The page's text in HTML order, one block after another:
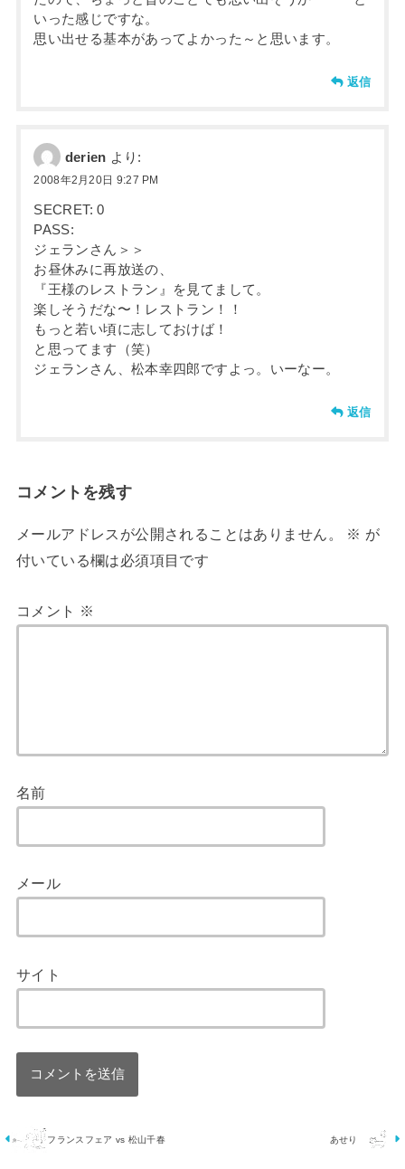
いった感じですな。
思い出せる基本があってよかった～と思います。
返信
derien より:
2008年2月20日 9:27 PM
SECRET: 0
PASS:
ジェランさん＞＞
お昼休みに再放送の、
『王様のレストラン』を見てまして。
楽しそうだな〜！レストラン！！
もっと若い頃に志しておけば！
と思ってます（笑）
ジェランさん、松本幸四郎ですよっ。いーなー。
返信
コメントを残す
メールアドレスが公開されることはありません。 ※ が
付いている欄は必須項目です
コメント ※
名前
メール
サイト
フランスフェア vs 松山千春 あせり